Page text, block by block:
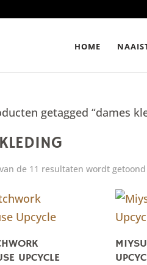
HOME
getagged “dames
de 11 resultaten wordt getoond
UPCYCLE